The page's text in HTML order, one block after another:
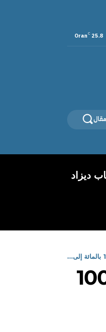
25.8
C
Oran
ديزاد
الحضرية وخارج الولايات تعود للخدمة 100